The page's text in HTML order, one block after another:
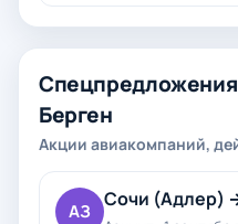
Спецпредложения
Берген
Акции авиакомпаний,
АЗ
Сочи (Адлер)